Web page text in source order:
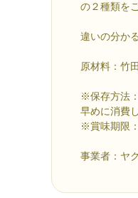
の２種類を
違いの分か
原材料：竹
※保存方法
早めに消費
※賞味期限
事業者：ヤ